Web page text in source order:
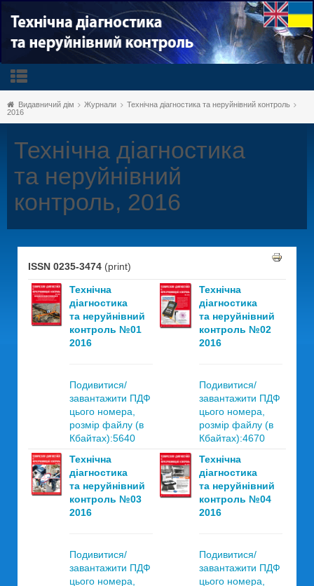
Видавничий дім Журнали
Технічна діагностика та неруйнівний контроль
2016
Технічна діагностика
та неруйнівний
контроль, 2016
ISSN 0235-3474 (print)
Технічна
діагностика
та неруйнівний
контроль №01
2016
Подивитися/
завантажити ПДФ
цього номера,
розмір файлу (в
Кбайтах):5640
Технічна
діагностика
та неруйнівний
контроль №02
2016
Подивитися/
завантажити ПДФ
цього номера,
розмір файлу (в
Кбайтах):4670
Технічна
діагностика
та неруйнівний
контроль №03
2016
Подивитися/
завантажити ПДФ
цього номера,
Технічна
діагностика
та неруйнівний
контроль №04
2016
Подивитися/
завантажити ПДФ
цього номера,